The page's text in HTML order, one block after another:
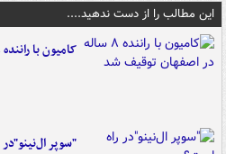
این مطالب را از دست ندهید....
کامیون با راننده ۸ ساله در اصفهان توقیف شد
"سوپر